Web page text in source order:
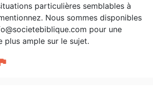
particulières semblables à
Nous sommes disponibles
pour une
plus ample sur le sujet.
flag